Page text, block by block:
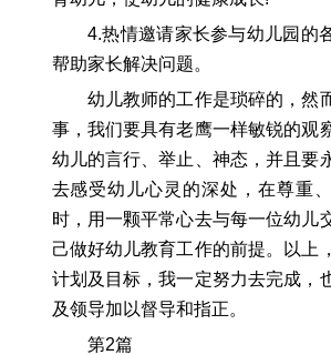
4.热情邀请家长参与幼儿园的
帮助家长解决问题。
幼儿教师的工作是琐碎的，然
事，我们要具有老鹰一样敏锐的观
幼儿的言行、举止、神态，并且要
去感受幼儿心灵的深处，在尊重
时，用一颗平常心去与每一位幼儿
己做好幼儿教育工作的前提。以上
计划及目标，我一定努力去完成，
及领导加以督导和指正。
第2篇